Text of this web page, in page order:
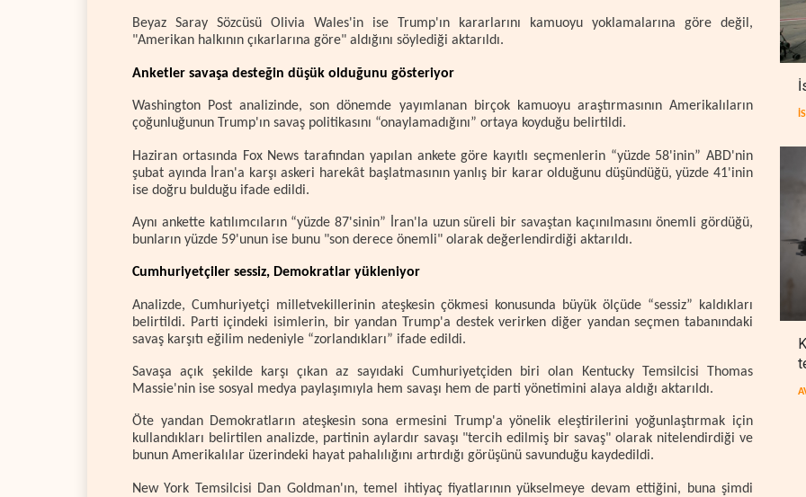
Beyaz Saray Sözcüsü Olivia Wales'in ise Trump'ın kararlarını kamuoyu yoklamalarına göre değil,
"Amerikan halkının çıkarlarına göre" aldığını söylediği aktarıldı.
Anketler savaşa desteğin düşük olduğunu gösteriyor
Washington Post analizinde, son dönemde yayımlanan birçok kamuoyu araştırmasının Amerikalıların
çoğunluğunun Trump'ın savaş politikasını “onaylamadığını” ortaya koyduğu belirtildi.
Haziran ortasında Fox News tarafından yapılan ankete göre kayıtlı seçmenlerin “yüzde 58'inin” ABD'nin
şubat ayında İran'a karşı askeri harekât başlatmasının yanlış bir karar olduğunu düşündüğü, yüzde 41'inin
ise doğru bulduğu ifade edildi.
Aynı ankette katılımcıların “yüzde 87'sinin” İran'la uzun süreli bir savaştan kaçınılmasını önemli gördüğü,
bunların yüzde 59'unun ise bunu "son derece önemli" olarak değerlendirdiği aktarıldı.
Cumhuriyetçiler sessiz, Demokratlar yükleniyor
Analizde, Cumhuriyetçi milletvekillerinin ateşkesin çökmesi konusunda büyük ölçüde “sessiz” kaldıkları
belirtildi. Parti içindeki isimlerin, bir yandan Trump'a destek verirken diğer yandan seçmen tabanındaki
savaş karşıtı eğilim nedeniyle “zorlandıkları” ifade edildi.
Savaşa açık şekilde karşı çıkan az sayıdaki Cumhuriyetçiden biri olan Kentucky Temsilcisi Thomas
Massie'nin ise sosyal medya paylaşımıyla hem savaşı hem de parti yönetimini alaya aldığı aktarıldı.
Öte yandan Demokratların ateşkesin sona ermesini Trump'a yönelik eleştirilerini yoğunlaştırmak için
kullandıkları belirtilen analizde, partinin aylardır savaşı "tercih edilmiş bir savaş" olarak nitelendirdiği ve
bunun Amerikalılar üzerindeki hayat pahalılığını artırdığı görüşünü savunduğu kaydedildi.
New York Temsilcisi Dan Goldman'ın, temel ihtiyaç fiyatlarının yükselmeye devam ettiğini, buna şimdi